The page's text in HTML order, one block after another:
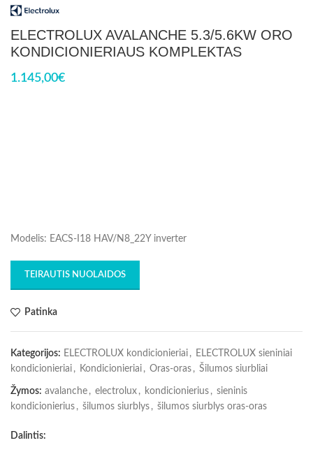
ELECTROLUX AVALANCHE 5.3/5.6KW ORO
KONDICIONIERIAUS KOMPLEKTAS
1.145,00€
Modelis: EACS-I18 HAV/N8_22Y inverter
TEIRAUTIS NUOLAIDOS
Patinka
Kategorijos: ELECTROLUX kondicionieriai , ELECTROLUX sieniniai
kondicionieriai , Kondicionieriai , Oras-oras , Šilumos siurbliai
Žymos: avalanche , electrolux , kondicionierius , sieninis
kondicionierius , šilumos siurblys , šilumos siurblys oras-oras
Dalintis: